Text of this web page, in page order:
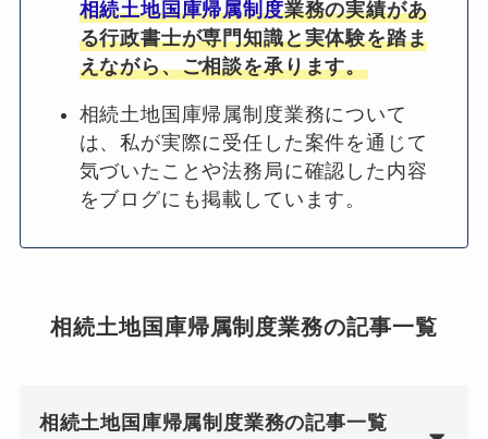
相続土地国庫帰属制度業務の実績があ
る行政書士が専門知識と実体験を踏ま
えながら、ご相談を承ります。
相続土地国庫帰属制度業務について
は、私が実際に受任した案件を通じて
気づいたことや法務局に確認した内容
をブログにも掲載しています。
相続土地国庫帰属制度業務の記事一覧
相続土地国庫帰属制度業務の記事一覧